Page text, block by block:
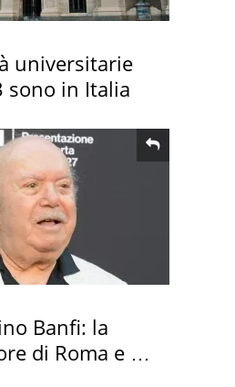
universitarie
sono in Italia
Banfi: la
di Roma e i